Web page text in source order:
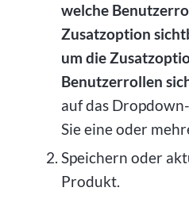
welche
Zusatzoption
um die
Benutzerrollen
auf das
Sie eine oder
Speichern oder
Produkt.